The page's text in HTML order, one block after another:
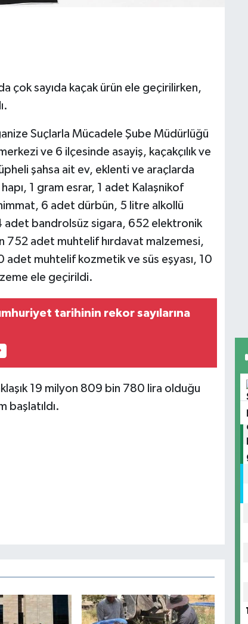
çok sayıda kaçak ürün ele geçirilirken,
Suçlarla Mücadele Şube Müdürlüğü
ve 6 ilçesinde asayiş, kaçakçılık ve
şahsa ait ev, eklenti ve araçlarda
1 gram esrar, 1 adet Kalaşnikof
6 adet dürbün, 5 litre alkollü
bandrolsüz sigara, 652 elektronik
752 adet muhtelif hırdavat malzemesi,
muhtelif kozmetik ve süs eşyası, 10
ele geçirildi.
tarihinin rekor sayılarına
19 milyon 809 bin 780 lira olduğu
başlatıldı.